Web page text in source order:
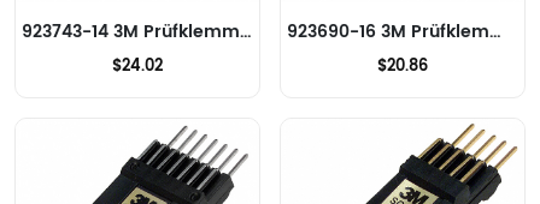
923743-14 3M Prüfklemmen - IC
$24.02
923690-16 3M Prüfklemmen - IC
$20.86